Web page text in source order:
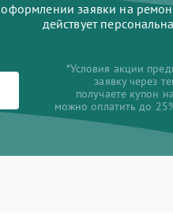
заявки на
действует
*Условия акции
заявку через
получаете купон
можно оплатить до